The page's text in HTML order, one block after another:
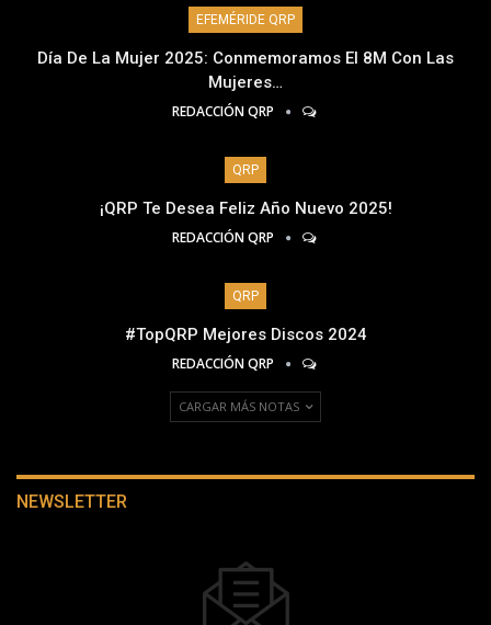
EFEMÉRIDE QRP
Día De La Mujer 2025: Conmemoramos El 8M Con Las
Mujeres…
REDACCIÓN QRP
QRP
¡QRP Te Desea Feliz Año Nuevo 2025!
REDACCIÓN QRP
QRP
#TopQRP Mejores Discos 2024
REDACCIÓN QRP
CARGAR MÁS NOTAS
NEWSLETTER